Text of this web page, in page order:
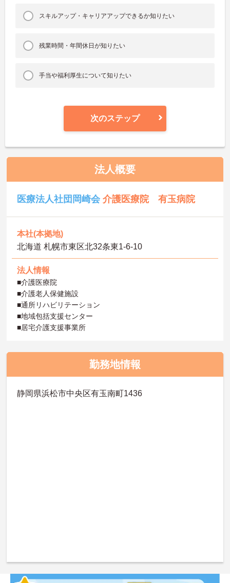
スキルアップ・キャリアアップできるか知りたい
残業時間・年間休日が知りたい
手当や福利厚生について知りたい
次のステップ
法人概要
医療法人社団岡崎会介護医療院 有玉病院
本社(本拠地)
北海道 札幌市東区北32条東1-6-10
法人情報
■介護医療院
■介護老人保健施設
■通所リハビリテーション
■地域包括支援センター
■居宅介護支援事業所
勤務地情報
静岡県浜松市中央区有玉南町1436